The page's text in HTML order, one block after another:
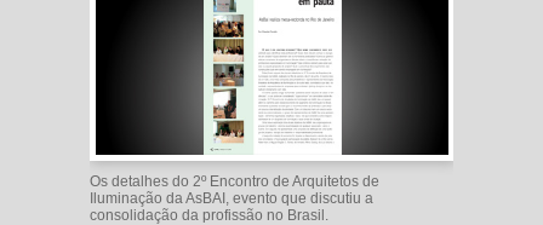
Os detalhes do 2º Encontro de Arquitetos de
Iluminação da AsBAI, evento que discutiu a
consolidação da profissão no Brasil.